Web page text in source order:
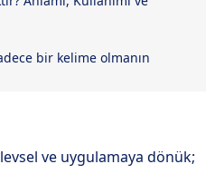
bir kelime olmanın
ve uygulamaya dönük;